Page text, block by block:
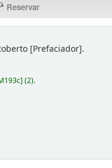
[Prefaciador].
](2).